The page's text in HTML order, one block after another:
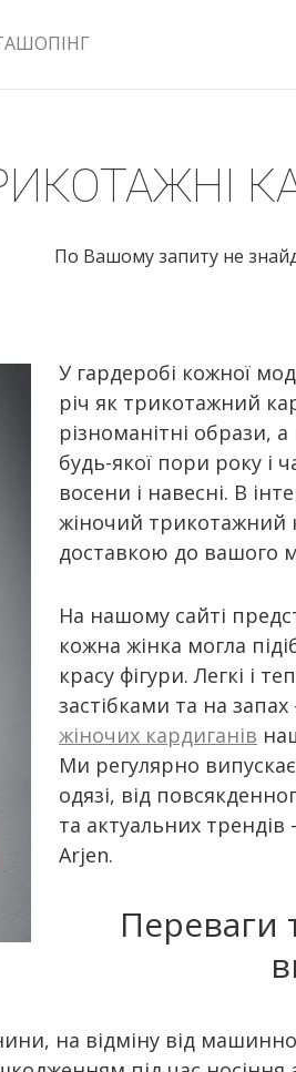
У гардеробі кожної
річ як трикотажний
різноманітні образи,
будь-якої пори року і
восени і навесні. В
жіночий трикотажний
доставкою до вашого
На нашому сайті
кожна жінка могла
красу фігури. Легкі і
застібками та на
жіночих кардиганів
Ми регулярно
одязі, від
та актуальних
Arjen.
Переваги
на відміну від
По Вашому запиту не